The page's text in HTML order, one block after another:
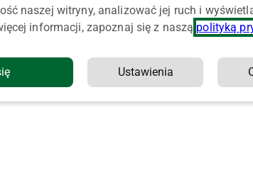
naszej witryny, analizować jej ruch i
informacji, zapoznaj się z naszą polityką
Ustawienia